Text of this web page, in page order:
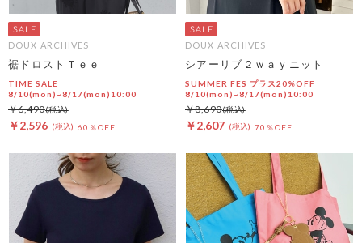
DOUX ARCHIVES
裾ドロストＴｅｅ
TIME SALE
8/10(mon)~8/17(mon)10:00
￥2,596 60％OFF
￥6,490
DOUX ARCHIVES
シアーリブ２ｗａｙニット
SUMMER FES プラス20%OFF
8/10(mon)~8/17(mon)10:00
￥2,607 70％OFF
￥8,690